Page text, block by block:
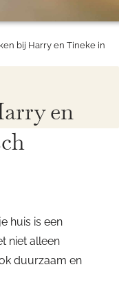
bij Harry en Tineke in
en
huis is een
niet alleen
duurzaam en